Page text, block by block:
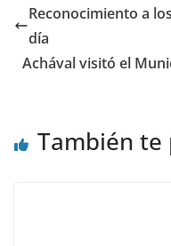
Reconocimiento a
día
Achával visitó el
También te